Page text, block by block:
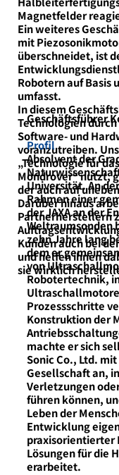
Magnetfelder
Ein weiteres
mit
überschneidet, ist
Robotern auf Basis
umfasst.
In diesem
Technologien
Software- und
voranzutreiben.
„Technologie für
Mondrover“ nutzt,
der auch auf
Darüber hinaus
Partnerherstellern
Kunden auch bei
und helfen ihnen
sie wirklich
Geschäftsführer​
Profil
Absolvent der
Universität. An
Rahmen einer
der JAXA an der
Weltraumsonden
zehn Jahre lang
dem er
von
Robotertechnik,
Prozessschritte
Konstruktion der
machte er sich
Sonic Co., Ltd.
Gesellschaft an,
Verletzungen
führen können,
Leben der
Entwicklung
praxisorientierter
Lösungen für die
erarbeitet.